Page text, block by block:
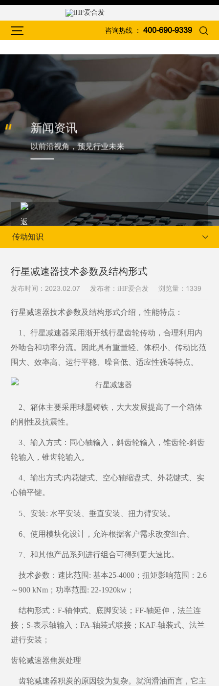
咨询热线 ： 400-690-9339
新闻资讯
以前沿视角，预见行业未来
当前位置：首页 新闻资讯 传动知识
传动知识
行星减速器技术参数及结构形式
发布时间：2023.02.07 发布者：iHF爱合发 浏览量： 1339
行星减速器技术参数及结构形式介绍，性能特点：
1、行星减速器采用渐开线行星齿轮传动，合理利用内
外啮合和功率分流。因此具有重量轻、体积小、传动比范
围大、效率高、运行平稳、噪音低、适应性强等特点。
2、箱体主要采用球墨铸铁，大大发展提高了一个箱体
的刚性及抗震性。
3、输入方式：同心轴输入，斜齿轮输入，锥齿轮-斜齿
轮输入，锥齿轮输入。
4、输出方式:内花键式、空心轴缩盘式、外花键式、实
心轴平键。
5、安装: 水平安装、垂直安装、扭力臂安装。
6、使用模块化设计，允许根据客户需求改变组合。
7、和其他产品系列进行组合可得到更大速比。
技术参数：速比范围 : 基本25-4000；扭矩影响范围：2.6
～900 kNm；功率范围: 22-1920kw；
结构形式：F-轴伸式、底脚安装；FF-轴延伸，法兰连
接；S-表示轴输入；FA-轴装式联接；KAF-轴装式、法兰
进行安装；
齿轮减速器焦炭处理
齿轮减速器积炭的原因较为复杂。就润滑油而言，它主